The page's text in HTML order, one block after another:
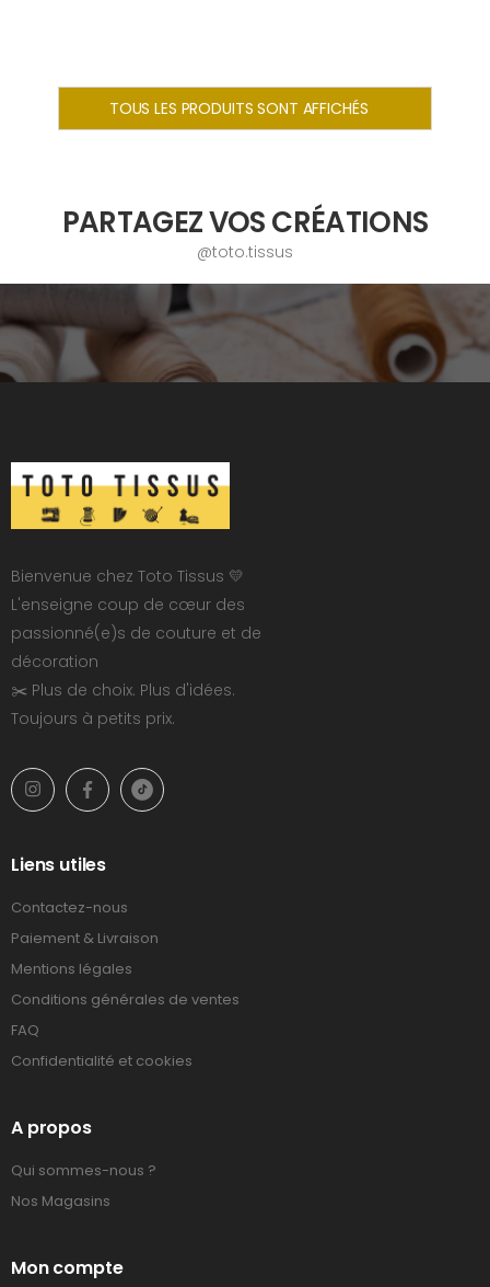
TOUS LES PRODUITS SONT AFFICHÉS
PARTAGEZ VOS CRÉATIONS
@toto.tissus
Bienvenue chez Toto Tissus 💛
L'enseigne coup de cœur des
passionné(e)s de couture et de
décoration
✂️ Plus de choix. Plus d'idées.
Toujours à petits prix.
Liens utiles
Contactez-nous
Paiement & Livraison
Mentions légales
Conditions générales de ventes
FAQ
Confidentialité et cookies
A propos
Qui sommes-nous ?
Nos Magasins
Mon compte